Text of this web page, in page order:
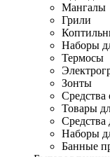
Мангалы
Грили
Наборы
Термосы
Зонты
Средства
Товары
Средства
Наборы
Банные